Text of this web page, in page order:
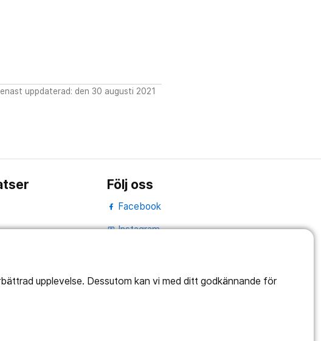
upplevelse. Dessutom kan vi med ditt godkännande för
uppdaterad: den 30 augusti 2021
Följ oss
Facebook
portraitInstagram